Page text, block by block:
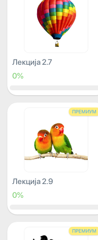
Лекција 2.7
0%
ПРЕМИУМ
Лекција 2.9
0%
ПРЕМИУМ